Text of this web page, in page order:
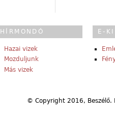
HÍRMONDÓ
Hazai vizek
Mozduljunk
Más vizek
E-
© Copyright 2016,